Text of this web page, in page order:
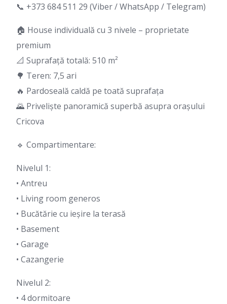
📞 +373 684 511 29 (Viber / WhatsApp / Telegram)
🏠 House individuală cu 3 nivele – proprietate
premium
📐 Suprafață totală: 510 m²
🌳 Teren: 7,5 ari
🔥 Pardoseală caldă pe toată suprafața
🌄 Priveliște panoramică superbă asupra orașului
Cricova
🔹 Compartimentare:
Nivelul 1:
• Antreu
• Living room generos
• Bucătărie cu ieșire la terasă
• Basement
• Garage
• Cazangerie
Nivelul 2:
• 4 dormitoare